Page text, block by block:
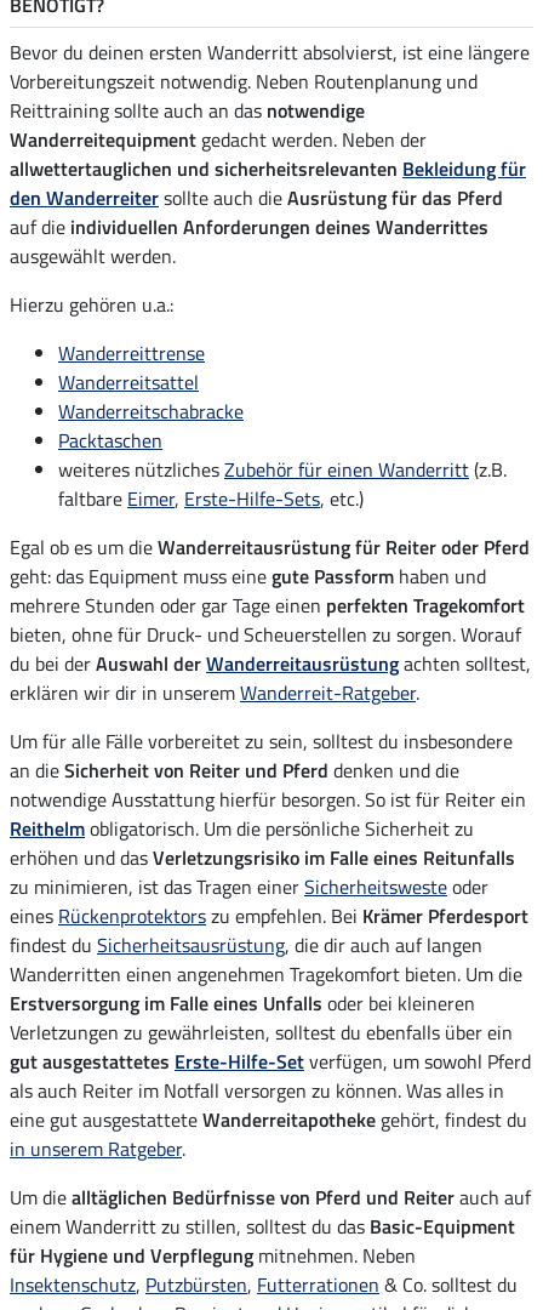
Bevor du deinen ersten Wanderritt absolvierst, ist eine längere
Vorbereitungszeit notwendig. Neben Routenplanung und
Reittraining sollte auch an das notwendige
Wanderreitequipment gedacht werden. Neben der
allwettertauglichen und sicherheitsrelevanten Bekleidung für
den Wanderreitersollte auch dieAusrüstung für das Pferd
auf die individuellen Anforderungen deines Wanderrittes
ausgewählt werden.
Hierzu gehören u.a.:
Wanderreittrense
Wanderreitsattel
Wanderreitschabracke
Packtaschen
weiteres nützlichesZubehör für einen Wanderritt(z.B.
faltbare Eimer, Erste-Hilfe-Sets, etc.)
Egal ob es um dieWanderreitausrüstung für Reiter oder Pferd
geht: das Equipment muss einegute Passform haben und
mehrere Stunden oder gar Tage einen perfekten Tragekomfort
bieten, ohne für Druck- und Scheuerstellen zu sorgen. Worauf
du bei derAuswahl derWanderreitausrüstungachten solltest,
erklären wir dir in unseremWanderreit-Ratgeber.
Um für alle Fälle vorbereitet zu sein, solltest du insbesondere
an dieSicherheit von Reiter und Pferd denken und die
notwendige Ausstattung hierfür besorgen. So ist für Reiter ein
Reithelmobligatorisch. Um die persönliche Sicherheit zu
erhöhen und dasVerletzungsrisiko im Falle eines Reitunfalls
zu minimieren, ist das Tragen einerSicherheitswesteoder
eines Rückenprotektorszu empfehlen. Bei Krämer Pferdesport
findest du Sicherheitsausrüstung, die dir auch auf langen
Wanderritten einen angenehmen Tragekomfort bieten. Um die
Erstversorgung im Falle eines Unfalls oder bei kleineren
Verletzungen zu gewährleisten, solltest du ebenfalls über ein
gut ausgestattetes Erste-Hilfe-Setverfügen, um sowohl Pferd
als auch Reiter im Notfall versorgen zu können. Was alles in
eine gut ausgestatteteWanderreitapotheke gehört, findest du
in unserem Ratgeber.
Um diealltäglichen Bedürfnisse von Pferd und Reiterauch auf
einem Wanderritt zu stillen, solltest du das Basic-Equipment
für Hygiene und Verpflegung mitnehmen. Neben
Insektenschutz, Putzbürsten, Futterrationen & Co. solltest du